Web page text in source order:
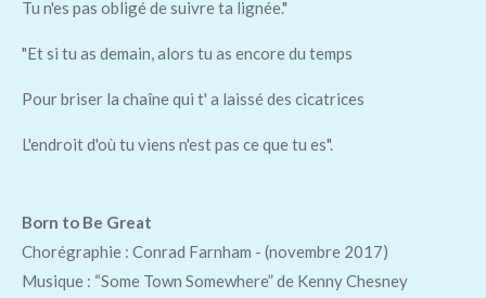
Tu n'es pas obligé de suivre ta lignée."
"Et si tu as demain, alors tu as encore du temps
Pour briser la chaîne qui t' a laissé des cicatrices
L'endroit d'où tu viens n'est pas ce que tu es".
Born to Be Great
Chorégraphie : Conrad Farnham - (novembre 2017)
Musique : “Some Town Somewhere” de Kenny Chesney